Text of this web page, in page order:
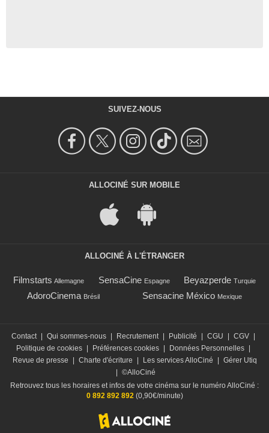
SUIVEZ-NOUS
ALLOCINÉ SUR MOBILE
ALLOCINÉ À L'ÉTRANGER
Filmstarts Allemagne SensaCine Espagne Beyazperde Turquie
AdoroCinema Brésil Sensacine México Mexique
Contact Qui sommes-nous Recrutement Publicité CGU CGV
Politique de cookies
Préférences cookies Données Personnelles
Revue de presse
Charte d'écriture Les services AlloCiné
Gérer Utiq
©AlloCiné
Retrouvez tous les horaires et infos de votre cinéma sur le numéro AlloCiné :
0 892 892 892(0,90€/minute)